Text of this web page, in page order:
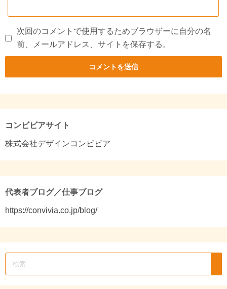
次回のコメントで使用するためブラウザーに自分の名
前、メールアドレス、サイトを保存する。
コンビビアサイト
株式会社デザインコンビビア
代表者ブログ／仕事ブログ
https://convivia.co.jp/blog/